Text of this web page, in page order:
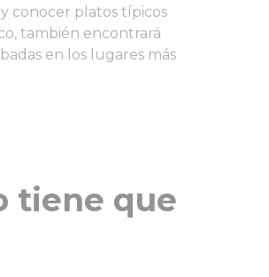
conocer platos típicos
también encontrará
en los lugares más
tiene que